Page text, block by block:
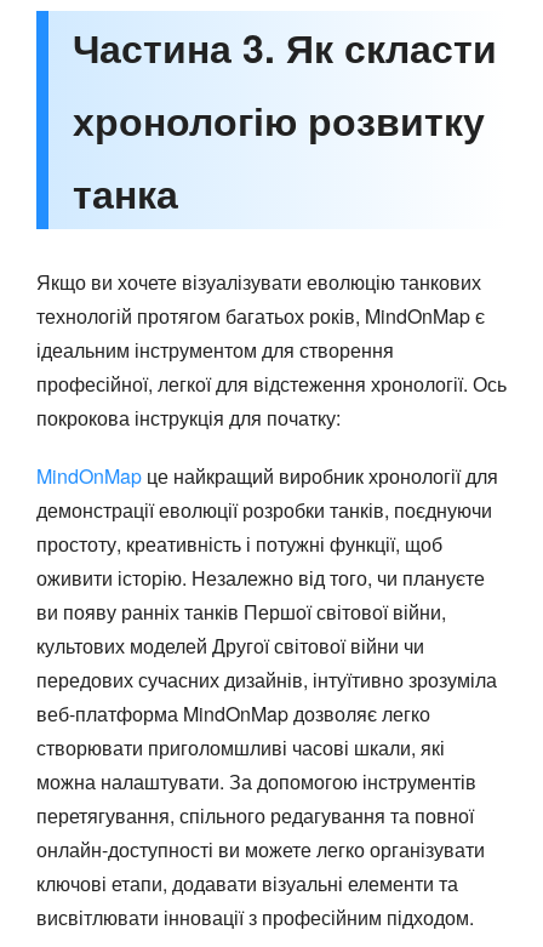
Частина 3. Як скласти
хронологію розвитку
танка
Якщо ви хочете візуалізувати еволюцію танкових
технологій протягом багатьох років, MindOnMap є
ідеальним інструментом для створення
професійної, легкої для відстеження хронології. Ось
покрокова інструкція для початку:
MindOnMap це найкращий виробник хронології для
демонстрації еволюції розробки танків, поєднуючи
простоту, креативність і потужні функції, щоб
оживити історію. Незалежно від того, чи плануєте
ви появу ранніх танків Першої світової війни,
культових моделей Другої світової війни чи
передових сучасних дизайнів, інтуїтивно зрозуміла
веб-платформа MindOnMap дозволяє легко
створювати приголомшливі часові шкали, які
можна налаштувати. За допомогою інструментів
перетягування, спільного редагування та повної
онлайн-доступності ви можете легко організувати
ключові етапи, додавати візуальні елементи та
висвітлювати інновації з професійним підходом.